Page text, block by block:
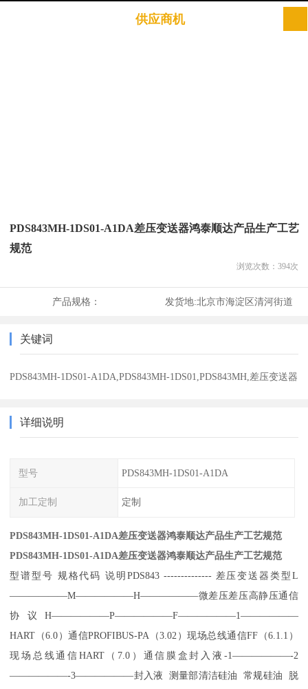
供应商机
PDS843MH-1DS01-A1DA差压变送器鸿泰顺达产品生产工艺
规范
浏览次数： 394次
产品规格： 发货地:北京市海淀区清河街道
关键词
PDS843MH-1DS01-A1DA,PDS843MH-1DS01,PDS843MH,差压变送器
详细说明
型号 PDS843MH-1DS01-A1DA
加工定制 定制
PDS843MH-1DS01-A1DA差压变送器鸿泰顺达产品生产工艺规范
PDS843MH-1DS01-A1DA差压变送器鸿泰顺达产品生产工艺规范
型谱型号 规格代码 说明 PDS843 -------------- 差压变送器类型L
——————M——————H——————微差压差压高静压通信
协议 H——————P——————F——————1——————
HART（6.0）通信PROFIBUS-PA（3.02）现场总线通信FF（6.1.1）
现场总线通信HART（7.0）通信 膜盒封入液 -1——————-2
——————-3——————封入液 测量部清洁硅油 常规硅油 脱